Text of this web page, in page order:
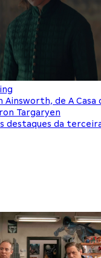
de A Casa
Targaryen
destaques da